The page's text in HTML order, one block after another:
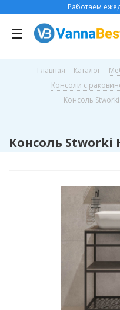
Работаем
Главная - Каталог -
Консоли с
Консоль
Консоль Stworki